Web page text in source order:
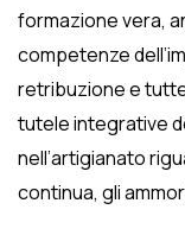
formazione vera,
competenze
retribuzione e
tutele integrative
nell’artigianato
continua, gli